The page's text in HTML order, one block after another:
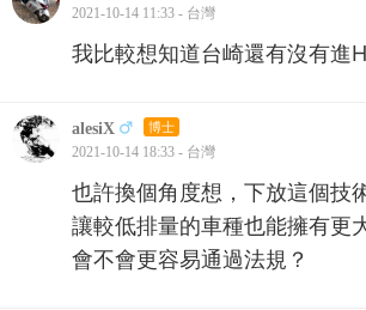
2021-10-14 11:33 - 台灣
我比較想知道台崎還有沒有進
alesiX 博士
2021-10-14 18:33 - 台灣
也許換個角度想，下放這個技
讓較低排量的車種也能擁有更
會不會更容易通過法規？